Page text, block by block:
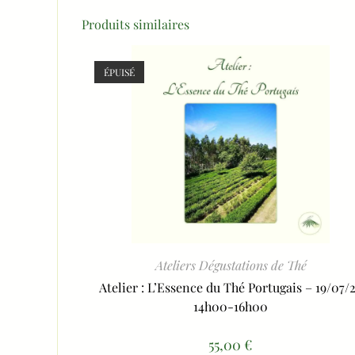
Produits similaires
ÉPUISÉ
Ateliers Dégustations de Thé
Atelier : L’Essence du Thé Portugais – 19/07/
14h00-16h00
55,00€